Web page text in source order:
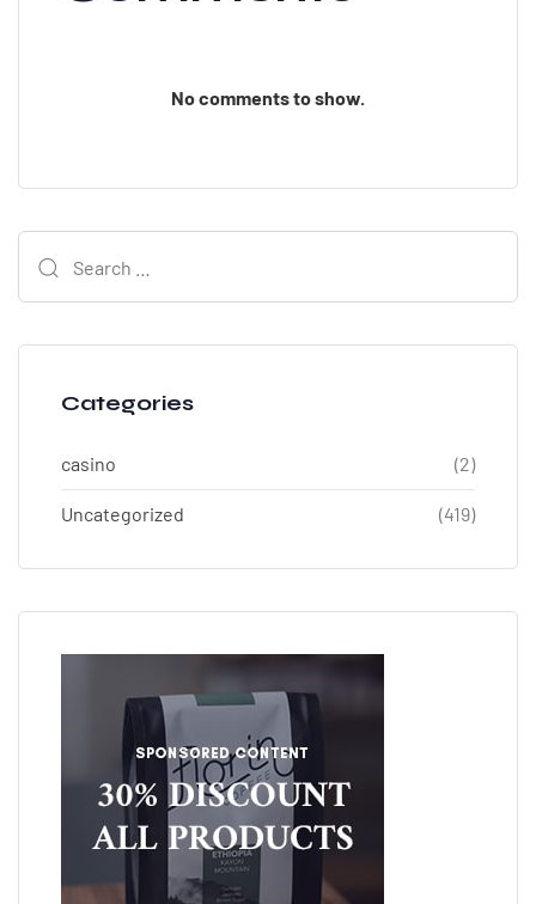
No comments to show.
Categories
casino (2)
Uncategorized (419)